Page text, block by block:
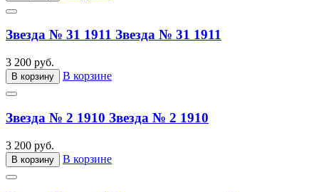
Звезда № 31 1911 Звезда № 31 1911
3 200 руб.
В корзину В корзине
Звезда № 2 1910 Звезда № 2 1910
3 200 руб.
В корзину В корзине